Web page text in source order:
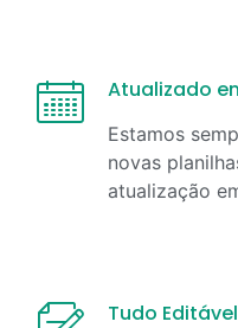
Atualizado
Estamos
novas
atualização
Tudo Editável